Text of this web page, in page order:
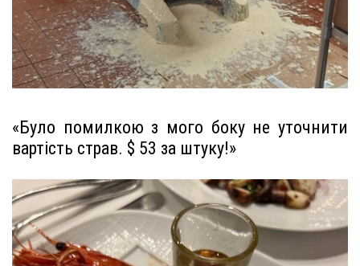
«Було помилкою з мого боку не уточнити
вартість страв. $ 53 за штуку!»